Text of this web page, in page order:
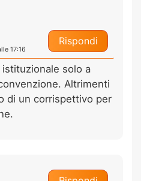
Rispondi
17:16
solo a
Altrimenti
di un corrispettivo per